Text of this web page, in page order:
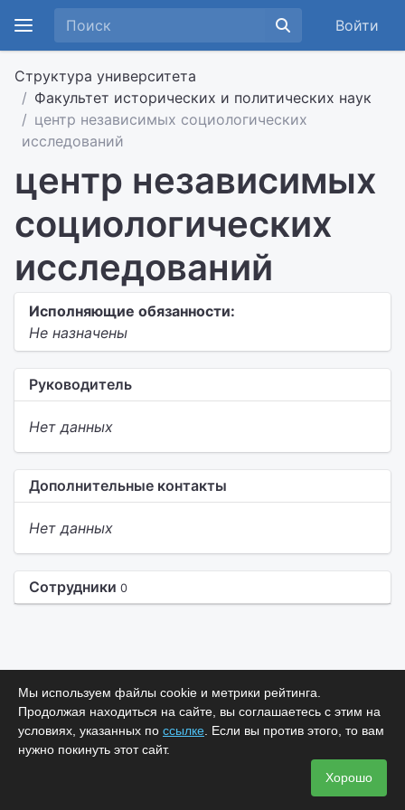
Войти
Структура университета
Факультет исторических и политических наук
центр независимых социологических
исследований
центр независимых
социологических
исследований
Исполняющие обязанности:
Не назначены
Руководитель
Нет данных
Дополнительные контакты
Нет данных
Сотрудники 0
Мы используем файлы cookie и метрики рейтинга.
Продолжая находиться на сайте, вы соглашаетесь с этим на
условиях, указанных по ссылке . Если вы против этого, то вам
нужно покинуть этот сайт.
Хорошо